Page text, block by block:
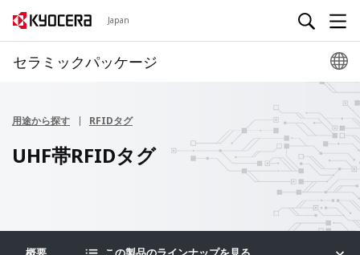
Japan
セラミックパッケージ
用途から探す RFIDタグ
UHF帯RFIDタグ